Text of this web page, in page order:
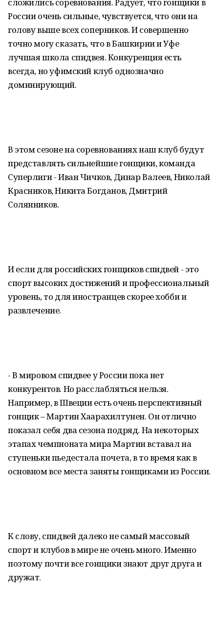
России очень сильные, чувствуется, что они на
голову выше всех соперников. И совершенно
точно могу сказать, что в Башкирии и Уфе
лучшая школа спидвея. Конкуренция есть
всегда, но уфимский клуб однозначно
доминирующий.
В этом сезоне на соревнованиях наш клуб будут
представлять сильнейшие гонщики, команда
Суперлиги - Иван Чичков, Динар Валеев, Николай
Красников, Никита Богданов, Дмитрий
Солянников.
И если для российских гонщиков спидвей - это
спорт высоких достижений и профессиональный
уровень, то для иностранцев скорее хобби и
развлечение.
- В мировом спидвее у России пока нет
конкурентов. Но расслабляться нельзя.
Например, в Швеции есть очень перспективный
гонщик – Мартин Хаарахилтунен. Он отлично
показал себя два сезона подряд. На некоторых
этапах чемпионата мира Мартин вставал на
ступеньки пьедестала почета, в то время как в
основном все места заняты гонщиками из России.
К слову, спидвей далеко не самый массовый
спорт и клубов в мире не очень много. Именно
поэтому почти все гонщики знают друг друга и
дружат.